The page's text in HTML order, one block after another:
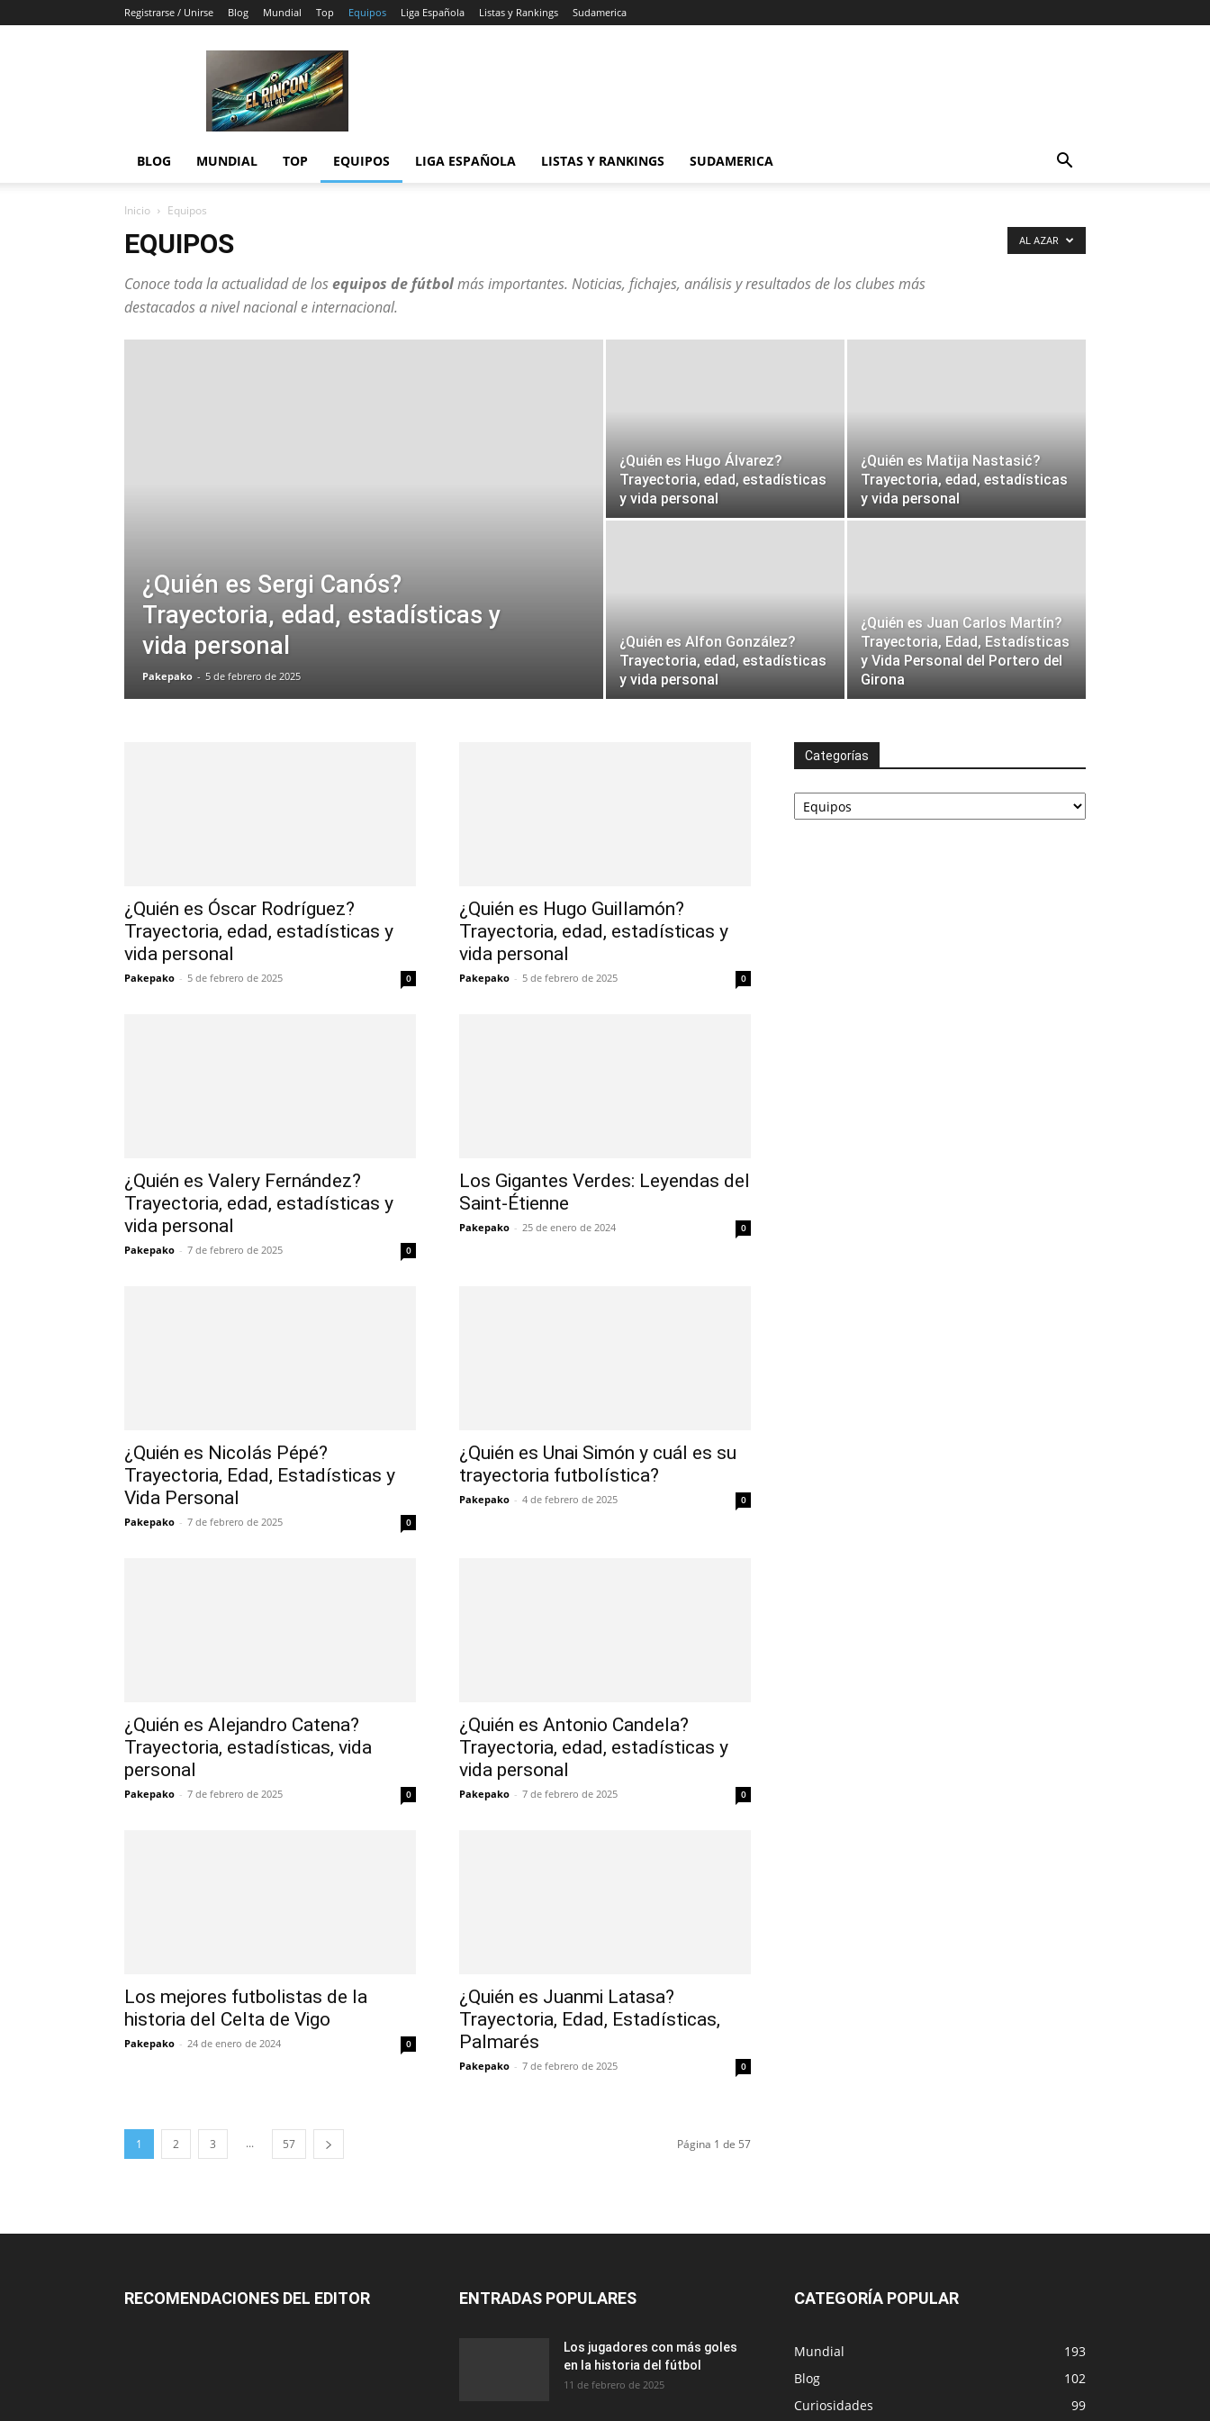
Registrarse / Unirse Blog Mundial Top Equipos Liga Española Listas y Rankings Sudamerica
Rincón
del
Gol
BLOG MUNDIAL TOP EQUIPOS LIGA ESPAÑOLA LISTAS Y RANKINGS SUDAMERICA
Inicio Equipos
EQUIPOS
Conoce toda la actualidad de losequipos de fútbolmás importantes. Noticias, fichajes, análisis y resultados de los clubes más
destacados a nivel nacional e internacional.
AL AZAR
¿Quién es Sergi Canós?
Trayectoria, edad, estadísticas y
vida personal
Pakepako - 5 de febrero de 2025
¿Quién es Hugo Álvarez?
Trayectoria, edad, estadísticas
y vida personal
¿Quién es Matija Nastasić?
Trayectoria, edad, estadísticas
y vida personal
¿Quién es Alfon González?
Trayectoria, edad, estadísticas
y vida personal
¿Quién es Juan Carlos Martín?
Trayectoria, Edad, Estadísticas
y Vida Personal del Portero del
Girona
¿Quién es Óscar Rodríguez?
Trayectoria, edad, estadísticas y
vida personal
Pakepako - 5 de febrero de 2025 0
¿Quién es Hugo Guillamón?
Trayectoria, edad, estadísticas y
vida personal
Pakepako - 5 de febrero de 2025 0
¿Quién es Valery Fernández?
Trayectoria, edad, estadísticas y
vida personal
Pakepako - 7 de febrero de 2025 0
Los Gigantes Verdes: Leyendas del
Saint-Étienne
Pakepako - 25 de enero de 2024 0
¿Quién es Nicolás Pépé?
Trayectoria, Edad, Estadísticas y
Vida Personal
Pakepako - 7 de febrero de 2025 0
¿Quién es Unai Simón y cuál es su
trayectoria futbolística?
Pakepako - 4 de febrero de 2025 0
¿Quién es Alejandro Catena?
Trayectoria, estadísticas, vida
personal
Pakepako - 7 de febrero de 2025 0
¿Quién es Antonio Candela?
Trayectoria, edad, estadísticas y
vida personal
Pakepako - 7 de febrero de 2025 0
Los mejores futbolistas de la
historia del Celta de Vigo
Pakepako - 24 de enero de 2024 0
¿Quién es Juanmi Latasa?
Trayectoria, Edad, Estadísticas,
Palmarés
Pakepako - 7 de febrero de 2025 0
1 2 3 ... 57 Página 1 de 57
Categorías
Categorías
RECOMENDACIONES DEL EDITOR ENTRADAS POPULARES
Los jugadores con más goles
en la historia del fútbol
11 de febrero de 2025
CATEGORÍA POPULAR
Mundial
193
Blog
102
Curiosidades
99